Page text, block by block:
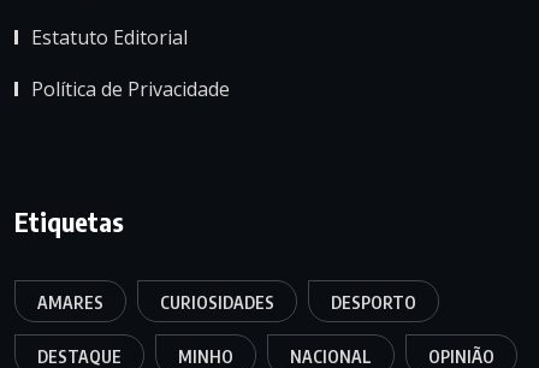
Estatuto Editorial
Política de Privacidade
Etiquetas
AMARES CURIOSIDADES DESPORTO
DESTAQUE MINHO NACIONAL OPINIÃO